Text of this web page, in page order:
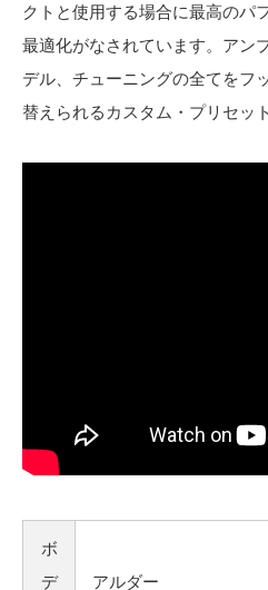
クトと使用する場合に最高のパ
最適化がなされています。アン
デル、チューニングの全てをフ
替えられるカスタム・プリセッ
ボ
デ
アルダー